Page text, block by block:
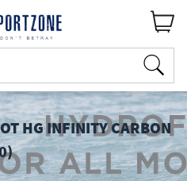
HG INFINITY CARBON